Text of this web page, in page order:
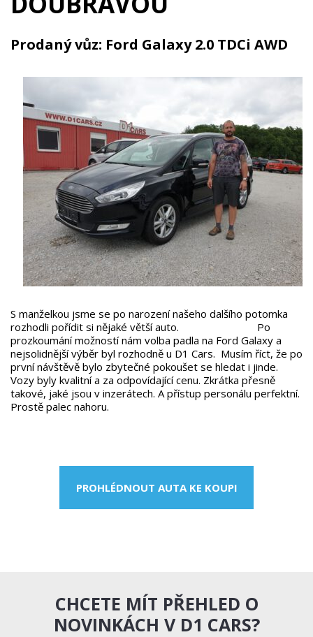
Prodaný vůz: Ford Galaxy 2.0 TDCi AWD
S manželkou jsme se po narození našeho dalšího potomka
rozhodli pořídit si nějaké větší auto. Po
prozkoumání možností nám volba padla na Ford Galaxy a
nejsolidnější výběr byl rozhodně u D1 Cars. Musím říct, že po
první návštěvě bylo zbytečné pokoušet se hledat i jinde.
Vozy byly kvalitní a za odpovídající cenu. Zkrátka přesně
takové, jaké jsou v inzerátech. A přístup personálu perfektní.
Prostě palec nahoru.
PROHLÉDNOUT AUTA KE KOUPI
CHCETE MÍT PŘEHLED O
NOVINKÁCH V D1 CARS?